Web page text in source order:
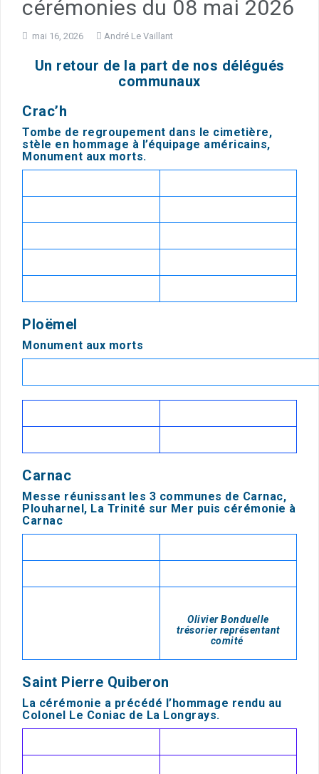
cérémonies du 08 mai 2026
mai 16, 2026 André Le Vaillant
Un retour de la part de nos délégués
communaux
Crac’h
Tombe de regroupement dans le cimetière,
stèle en hommage à l’équipage américains,
Monument aux morts.
Ploëmel
Monument aux morts
Carnac
Messe réunissant les 3 communes de Carnac,
Plouharnel, La Trinité sur Mer puis cérémonie à
Carnac
Olivier Bonduelle
trésorier représentant
comité
Saint Pierre Quiberon
La cérémonie a précédé l’hommage rendu au
Colonel Le Coniac de La Longrays.